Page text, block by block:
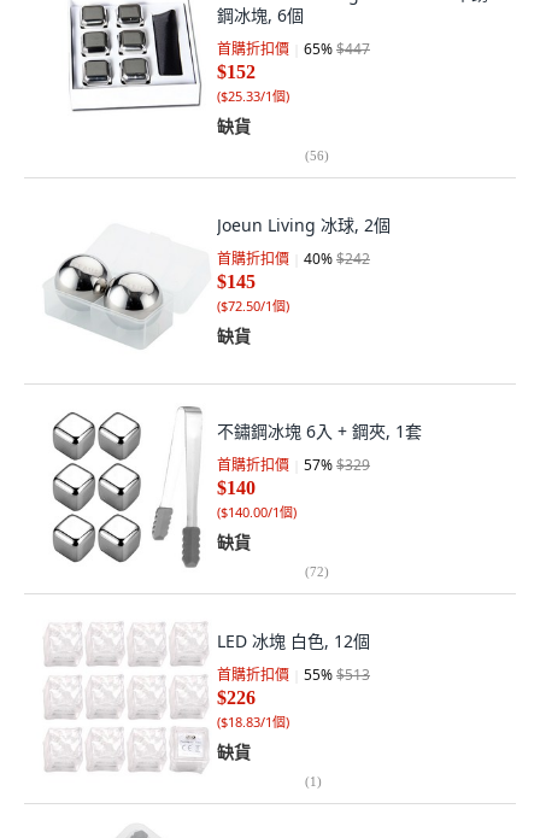
鋼冰塊, 6個
首購折扣價 65%$447
$152
($25.33/1個)
缺貨
(56)
Joeun Living 冰球, 2個
首購折扣價 40%$242
$145
($72.50/1個)
缺貨
不鏽鋼冰塊 6入 + 鋼夾, 1套
首購折扣價 57%$329
$140
($140.00/1個)
缺貨
(72)
LED 冰塊 白色, 12個
首購折扣價 55%$513
$226
($18.83/1個)
缺貨
(1)